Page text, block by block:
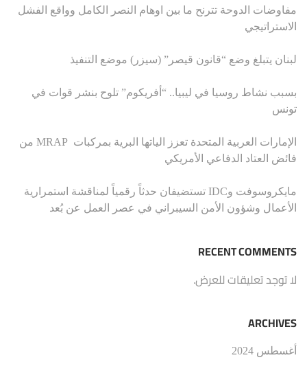
مفاوضات الدوحة تترنح ما بين اوهام النصر الكامل وواقع الفشل
الاستراتيجي
لبنان يتبلغ وضع “قانون قيصر” (سيزر) موضع التنفيذ
بسبب نشاط روسيا في ليبيا.. “أفريكوم” تلوح بنشر قوات في
تونس
الإمارات العربية المتحدة تعزز الياتها البرية بمركبات MRAP من
فائض العتاد الدفاعي الأمريكي
مايكروسوفت وIDC تستضيفان حدثاً رقمياً لمناقشة استمرارية
الأعمال وشؤون الأمن السيبراني في عصر العمل عن بُعد
RECENT COMMENTS
لا توجد تعليقات للعرض.
ARCHIVES
أغسطس 2024